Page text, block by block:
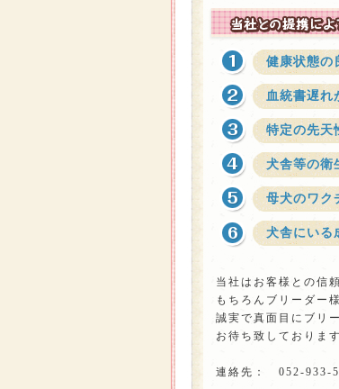
健康状態の
血統書遅れ
特定の先天
犬舎等の衛
母犬のワク
犬舎にいる
当社はお客様との信
もちろんブリーダー
誠実で真面目にブリ
お待ち致しております
連絡先： 052-